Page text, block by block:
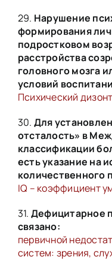
29. Нарушение
формирования
подростковом
расстройства
головного мозга
условий
Психический
30. Для
отсталость» в
классификации
есть указание на
количественного
IQ – коэффициент
31. Дефицитарное
связано:
первичной
систем: зрения,